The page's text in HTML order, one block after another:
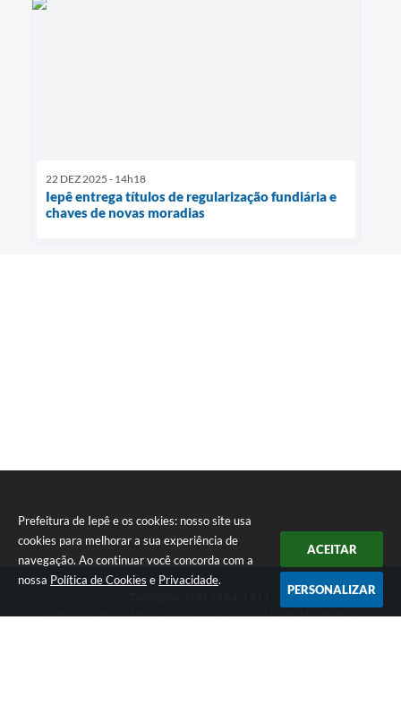
Prefeitura de Iepê e os cookies: nosso site usa
cookies para melhorar a sua experiência de
navegação. Ao continuar você concorda com a
nossa Política de Cookies e Privacidade.
ACEITAR
PERSONALIZAR
22 DEZ 2025 - 14h18
Iepê entrega títulos de regularização fundiária e
chaves de novas moradias
Endereço: Rua Minas Gerais, 274 Centro | CEP: 19640-015